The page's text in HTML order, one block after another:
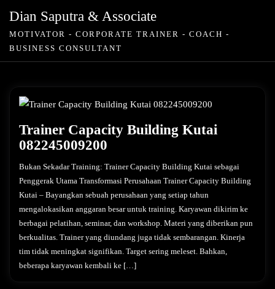
Dian Saputra & Associate
MOTIVATOR - CORPORATE TRAINER - COACH -
BUSINESS CONSULTANT
Trainer Capacity Building Kutai
082245009200
Bukan Sekadar Training: Trainer Capacity Building Kutai sebagai
Penggerak Utama Transformasi Perusahaan Trainer Capacity Building
Kutai – Bayangkan sebuah perusahaan yang setiap tahun
mengalokasikan anggaran besar untuk training. Karyawan dikirim ke
berbagai pelatihan, seminar, dan workshop. Materi yang diberikan pun
berkualitas. Trainer yang diundang juga tidak sembarangan. Kinerja
tim tidak meningkat signifikan. Target sering meleset. Bahkan,
beberapa karyawan kembali ke […]